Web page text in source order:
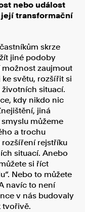
nebo událost
transformační
skrze
jiné podoby
možnost zaujmout
světu, rozšířit si
situací.
kdy nikdo nic
jiná
můžeme
a trochu
rejstříku
situací. Anebo
si říct
Nebo to můžete
navíc to není
v nás budovaly
tvořivě.